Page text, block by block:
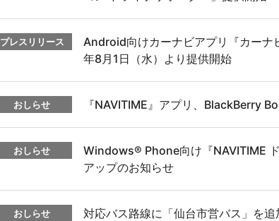
プレスリリース
Android向けカーナビアプリ『カー
年8月1日（水）より提供開始
おしらせ 『NAVITIME』アプリ、BlackBerry
おしらせ
Windows® Phone向け『NAVITIME
アップのお知らせ
おしらせ 対応バス路線に「仙台市営バス」を追